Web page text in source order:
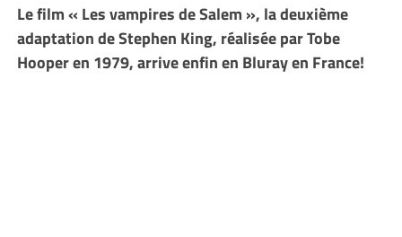
Le film « Les vampires de Salem », la deuxième
adaptation de Stephen King, réalisée par Tobe
Hooper en 1979, arrive enfin en Bluray en France!